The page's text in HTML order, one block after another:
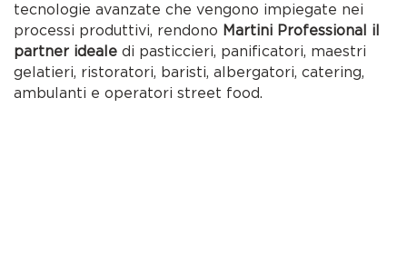
tecnologie avanzate che vengono impiegate nei
processi produttivi, rendono Martini Professional il
partner ideale di pasticcieri, panificatori, maestri
gelatieri, ristoratori, baristi, albergatori, catering,
ambulanti e operatori street food.